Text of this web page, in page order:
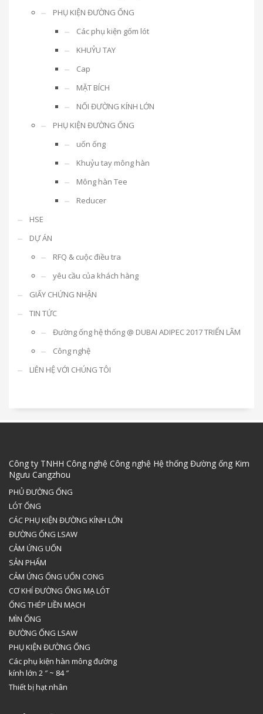
PHỤ KIỆN ĐƯỜNG ỐNG
Các phụ kiện gốm lót
KHUỶU TAY
Cap
MẶT BÍCH
NỐI ĐƯỜNG KÍNH LỚN
PHỤ KIỆN ĐƯỜNG ỐNG
uốn ống
Khuỷu tay mông hàn
Mông hàn Tee
Reducer
HSE
DỰ ÁN
RFQ & cuộc điều tra
yêu cầu của khách hàng
GIẤY CHỨNG NHẬN
TIN TỨC
Đường ống hệ thống @ DUBAI ADIPEC 2017 TRIỂN LÃM
Công nghệ
LIÊN HỆ VỚI CHÚNG TÔI
Công ty TNHH Công nghệ Công nghệ Hệ thống Đường ống Kim
Ngưu Cangzhou
PHỦ ĐƯỜNG ỐNG
LÓT ỐNG
CÁC PHỤ KIỆN ĐƯỜNG KÍNH LỚN
ĐƯỜNG ỐNG LSAW
CẢM ỨNG UỐN
SẢN PHẨM
CẢM ỨNG ỐNG UỐN CONG
CƠ KHÍ ĐƯỜNG ỐNG MẠ LÓT
ỐNG THÉP LIỀN MẠCH
MÌN ỐNG
ĐƯỜNG ỐNG LSAW
PHỤ KIỆN ĐƯỜNG ỐNG
Các phụ kiện hàn mông đường
kính lớn 2 ″ ~ 84 ″
Thiết bị hạt nhân